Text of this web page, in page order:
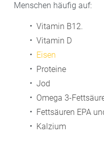
Menschen häufig auf:
Vitamin B12.
Vitamin D
Eisen
Proteine
Jod
Omega 3-
Fettsäuren EPA
Kalzium